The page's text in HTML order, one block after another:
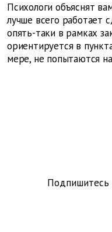
Психологи объяснят
лучше всего работает
опять-таки в рамках
ориентируется в
мере, не попытаются
Подпишитесь